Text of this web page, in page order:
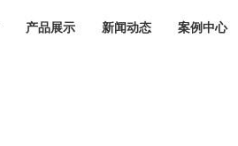
产品展示 新闻动态 案例中心